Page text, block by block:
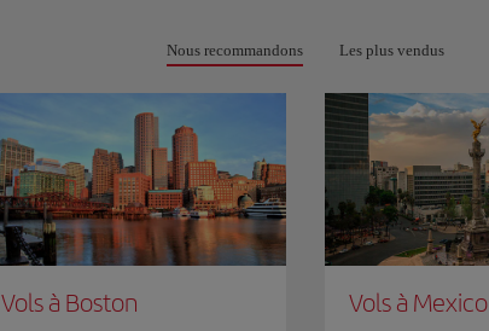
Nous recommandons Les plus vendus
Vols à Boston Vols à Mexico